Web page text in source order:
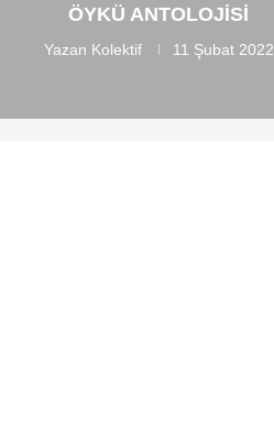
ÖYKÜ ANTOLOJISI
Yazan Kolektif 11 Şubat 2022